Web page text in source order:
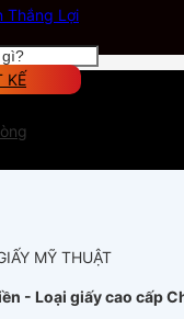
KẾ
MỸ THUẬT
- Loại giấy cao cấp